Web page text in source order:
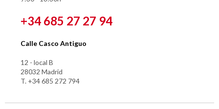
+34 685 27 27 94
Calle Casco Antiguo
12 - local B
28032 Madrid
T. +34 685 272 794